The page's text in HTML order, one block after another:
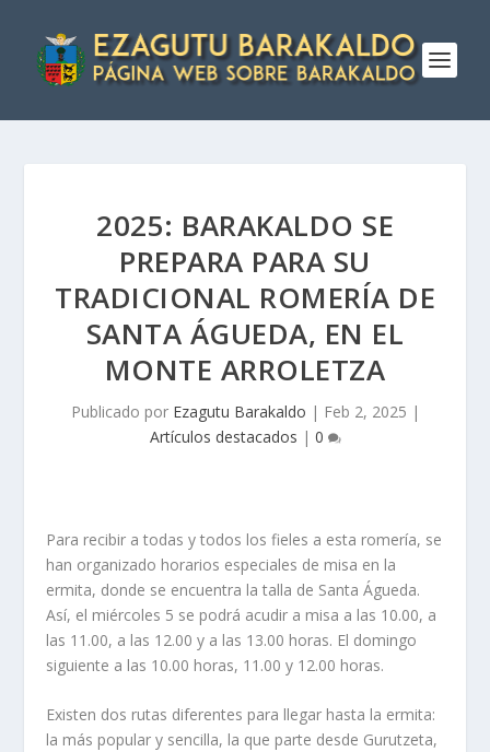
2025: BARAKALDO SE
PREPARA PARA SU
TRADICIONAL ROMERÍA DE
SANTA ÁGUEDA, EN EL
MONTE ARROLETZA
Publicado por Ezagutu Barakaldo | Feb 2, 2025 |
Artículos destacados | 0
Para recibir a todas y todos los fieles a esta romería, se
han organizado horarios especiales de misa en la
ermita, donde se encuentra la talla de Santa Águeda.
Así, el miércoles 5 se podrá acudir a misa a las 10.00, a
las 11.00, a las 12.00 y a las 13.00 horas. El domingo
siguiente a las 10.00 horas, 11.00 y 12.00 horas.
Existen dos rutas diferentes para llegar hasta la ermita:
la más popular y sencilla, la que parte desde Gurutzeta,